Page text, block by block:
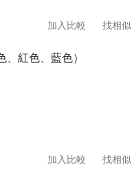
加入比較 找相似
紅色、藍色）
加入比較 找相似